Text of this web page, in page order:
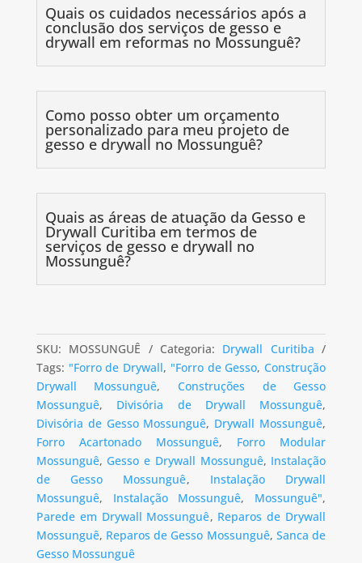
Quais os cuidados necessários após a
conclusão dos serviços de gesso e
drywall em reformas no Mossunguê?
Como posso obter um orçamento
personalizado para meu projeto de
gesso e drywall no Mossunguê?
Quais as áreas de atuação da Gesso e
Drywall Curitiba em termos de
serviços de gesso e drywall no
Mossunguê?
SKU: MOSSUNGUÊ Categoria: Drywall Curitiba
Tags: "Forro de Drywall, "Forro de Gesso,Construção
Drywall Mossunguê,Construções de Gesso
Mossunguê, Divisória de Drywall Mossunguê,
Divisória de Gesso Mossunguê, Drywall Mossunguê,
Forro Acartonado Mossunguê, Forro Modular
Mossunguê, Gesso e Drywall Mossunguê, Instalação
de Gesso Mossunguê, Instalação Drywall
Mossunguê, Instalação Mossunguê, Mossunguê",
Parede em Drywall Mossunguê, Reparos de Drywall
Mossunguê, Reparos de Gesso Mossunguê, Sanca de
Gesso Mossunguê